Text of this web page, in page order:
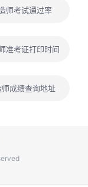
打印时间大汇总
考试报名入口6月23
师考试通过率
准考证打印时间
成绩查询地址